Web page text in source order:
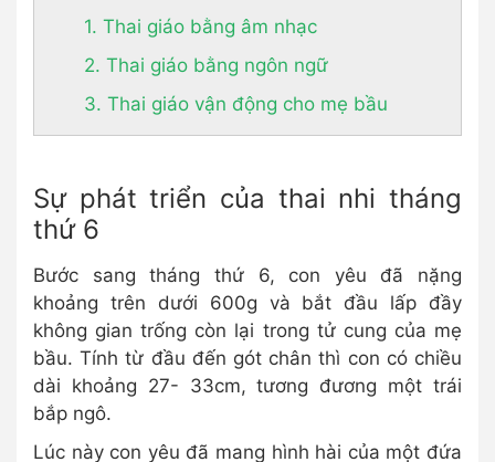
1. Thai giáo bằng âm nhạc
2. Thai giáo bằng ngôn ngữ
3. Thai giáo vận động cho mẹ bầu
Sự phát triển của thai nhi tháng
thứ 6
Bước sang tháng thứ 6, con yêu đã nặng
khoảng trên dưới 600g và bắt đầu lấp đầy
không gian trống còn lại trong tử cung của mẹ
bầu. Tính từ đầu đến gót chân thì con có chiều
dài khoảng 27- 33cm, tương đương một trái
bắp ngô.
Lúc này con yêu đã mang hình hài của một đứa